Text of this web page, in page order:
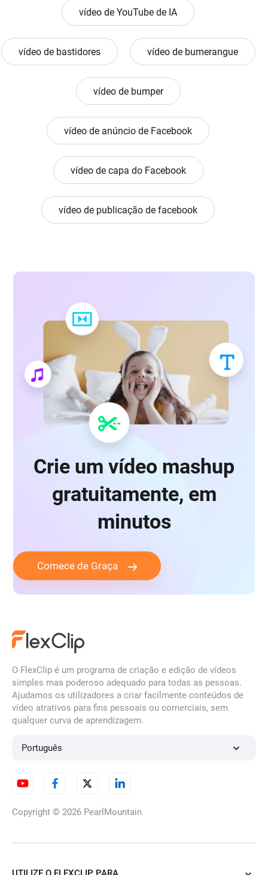
vídeo de YouTube de IA
vídeo de bastidores vídeo de bumerangue
vídeo de bumper
vídeo de anúncio de Facebook
vídeo de capa do Facebook
vídeo de publicação de facebook
Crie um vídeo mashup
gratuitamente, em
minutos
Comece de Graça
O FlexClip é um programa de criação e edição de vídeos
simples mas poderoso adequado para todas as pessoas.
Ajudamos os utilizadores a criar facilmente conteúdos de
vídeo atrativos para fins pessoais ou comerciais, sem
qualquer curva de aprendizagem.
Português
Copyright © 2026 PearlMountain